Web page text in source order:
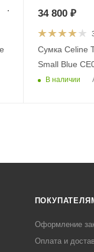
Сумка Celine
Small Blue
В наличии
34 800 ₽
Оформление
Оплата и